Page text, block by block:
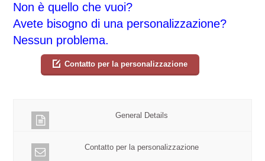
Non è quello che vuoi?
Avete bisogno di una personalizzazione?
Nessun problema.
Contatto per la personalizzazione
General Details
Contatto per la personalizzazione